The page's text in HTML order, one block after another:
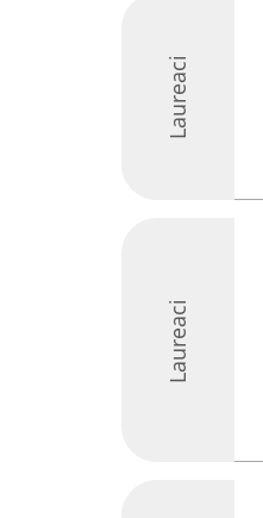
Laureaci
Laureaci